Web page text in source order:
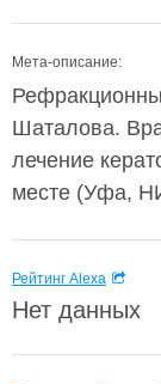
Мета-описание:
Шаталова.
лечение
месте (Уфа,
Рейтинг Alexa
Нет данных